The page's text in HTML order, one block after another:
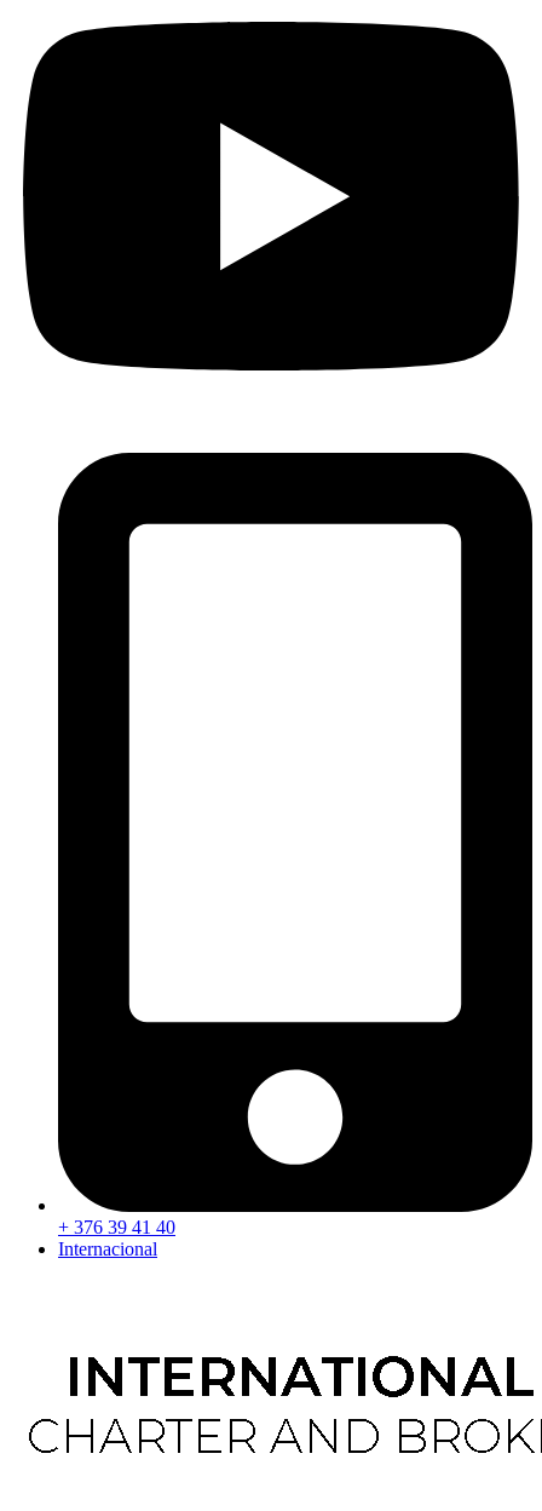
+ 376 39 41 40
Internacional